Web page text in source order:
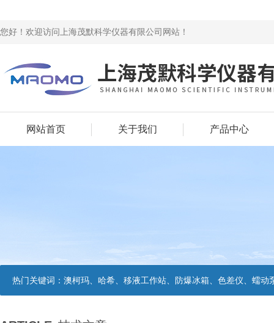
您好！欢迎访问上海茂默科学仪器有限公司网站！
网站首页 关于我们 产品中心
热门关键词： 澳柯玛、哈希、移液工作站、防爆冰箱、色差仪、蠕动